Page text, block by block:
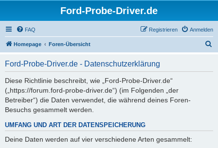
Ford-Probe-Driver.de
FAQ Anmelden
Registrieren
Homepage Foren-Übersicht
Ford-Probe-Driver.de - Datenschutzerklärung
Diese Richtlinie beschreibt, wie „Ford-Probe-Driver.de“
(„https://forum.ford-probe-driver.de“) (im Folgenden „der
Betreiber“) die Daten verwendet, die während deines Foren-
Besuchs gesammelt werden.
UMFANG UND ART DER DATENSPEICHERUNG
Deine Daten werden auf vier verschiedene Arten gesammelt: